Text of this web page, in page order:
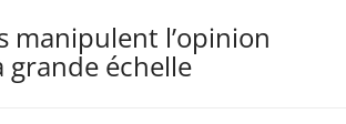
manipulent l’opinion
grande échelle